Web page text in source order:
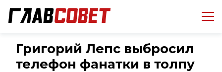
Григорий Лепс выбросил
телефон фанатки в толпу